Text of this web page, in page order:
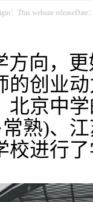
：This website releaseDate
方向，
的创业
北京中
常熟)、
校进行